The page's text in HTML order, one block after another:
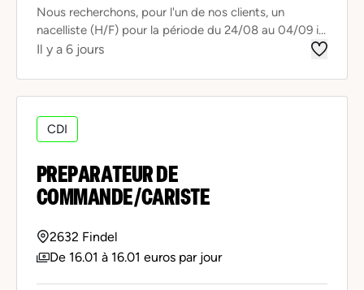
Nous recherchons, pour l'un de nos clients, un
nacelliste (H/F) pour la période du 24/08 au 04/09 i...
Il y a 6 jours
CDI
PREPARATEUR DE
COMMANDE/CARISTE
2632 Findel
De 16.01 à 16.01 euros par jour